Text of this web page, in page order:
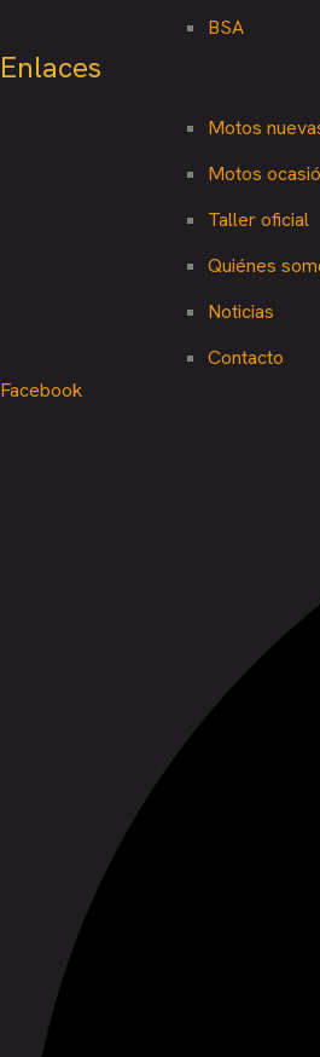
BSA
Enlaces
Motos
Motos
Taller oficial
Quiénes
Noticias
Contacto
Facebook